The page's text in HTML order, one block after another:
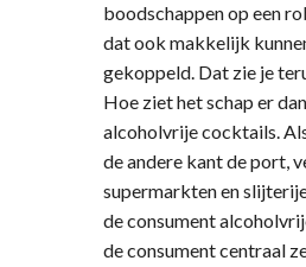
boodschappen op een
dat ook makkelijk
gekoppeld. Dat zie je
Hoe ziet het schap er
alcoholvrije cocktails.
de andere kant de port,
supermarkten en
de consument
de consument centraal